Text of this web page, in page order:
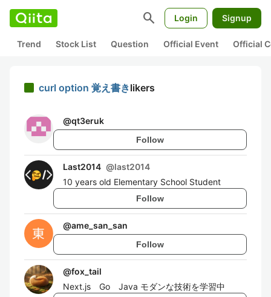
search Login Signup
Trend Stock List Question Official Event Official
curl option 覚え書きlikers
@qt3eruk
Follow
Last2014 @last2014
10 years old Elementary School Student
Follow
@ame_san_san
Follow
@fox_tail
Next.js Go Java モダンな技術を学習中